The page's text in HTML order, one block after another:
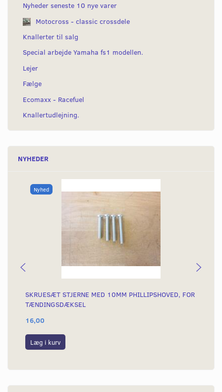
Nyheder seneste 10 nye varer
Motocross - classic crossdele
Knallerter til salg
Special arbejde Yamaha fs1 modellen.
Lejer
Fælge
Ecomaxx - Racefuel
Knallertudlejning.
NYHEDER
Nyhed
SKRUESÆT STJERNE MED 10MM PHILLIPSHOVED, FOR
TÆNDINGSDÆKSEL
16,00
Læg i kurv